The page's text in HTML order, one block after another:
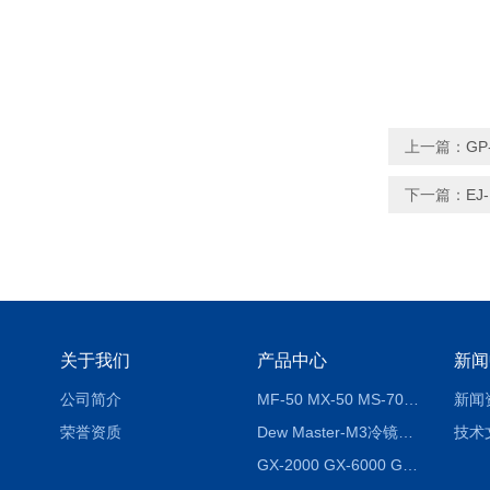
上一篇：
下一篇：
关于我们
公司简介
荣誉资质
产品中心
MF-50 MX-50 MS-70卤素水分测定仪 红外线水分仪
Dew Master-M3冷镜式露点仪
新
新闻
技术